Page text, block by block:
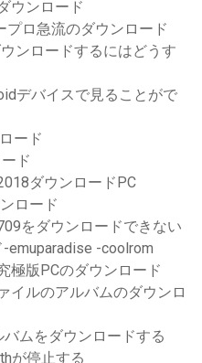
ウンロード
プロ急流のダウンロード
ンロードするにはどうす
デバイスで見ることがで
ード
ド
ダウンロードPC
ロード
をダウンロードできない
emuparadise -coolrom
極版PCのダウンロード
イルのアルバムのダウンロ
ムをダウンロードする
が停止する